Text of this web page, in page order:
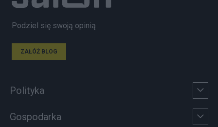
Podziel się swoją opinią
ZAŁÓŻ BLOG
Polityka
Gospodarka